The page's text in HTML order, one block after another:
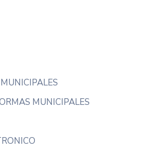
MUNICIPALES